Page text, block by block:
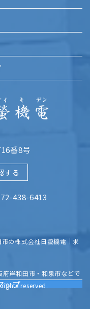
番8号
する
438-6413
の株式会社日螢機電｜求
岸和田市・和泉市などで
reserved.
ップ